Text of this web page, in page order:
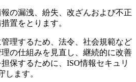
の漏洩、紛失、改ざんおよび不正
置をとります。
理するため、法令、社会規範など
の仕組みを見直し、継続的に改善
保するために、ISO情報セキュリ
します。